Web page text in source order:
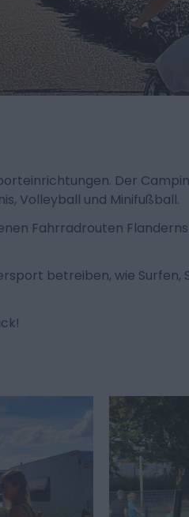
Der
Volleyball und Minifußball.
Fahrradrouten
betreiben, wie Surfen,